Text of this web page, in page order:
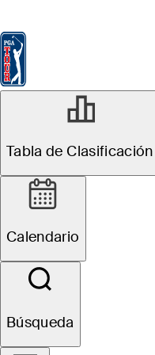
Tabla de Clasificación
Calendario
Búsqueda